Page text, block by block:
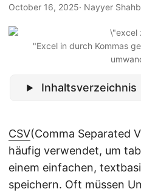
e
October 16, 2025· Nayyer
"Excel in durch Kommas
Inhaltsverzeichnis
CSV(Comma Separated
häufig verwendet, um
einem einfachen,
speichern. Oft müssen